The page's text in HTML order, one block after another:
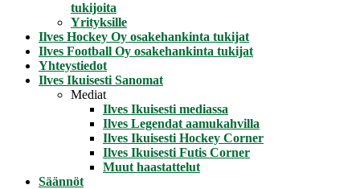
tukijoita
Yrityksille
Ilves Hockey Oy osakehankinta tukijat
Ilves Football Oy osakehankinta tukijat
Yhteystiedot
Ilves Ikuisesti Sanomat
Mediat
Ilves Ikuisesti mediassa
Ilves Legendat aamukahvilla
Ilves Ikuisesti Hockey Corner
Ilves Ikuisesti Futis Corner
Muut haastattelut
Säännöt